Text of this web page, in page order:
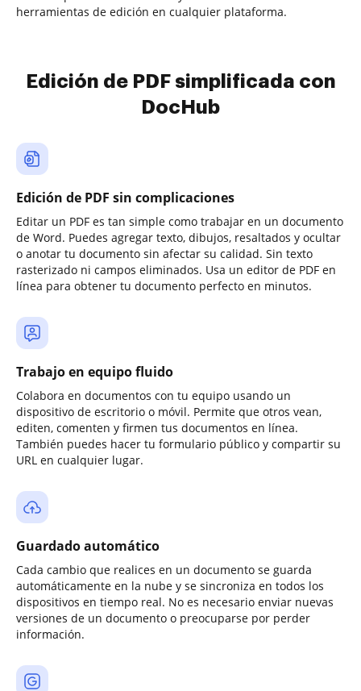
herramientas de edición en cualquier plataforma.
Edición de PDF simplificada con
DocHub
Edición de PDF sin complicaciones
Editar un PDF es tan simple como trabajar en un documento
de Word. Puedes agregar texto, dibujos, resaltados y ocultar
o anotar tu documento sin afectar su calidad. Sin texto
rasterizado ni campos eliminados. Usa un editor de PDF en
línea para obtener tu documento perfecto en minutos.
Trabajo en equipo fluido
Colabora en documentos con tu equipo usando un
dispositivo de escritorio o móvil. Permite que otros vean,
editen, comenten y firmen tus documentos en línea.
También puedes hacer tu formulario público y compartir su
URL en cualquier lugar.
Guardado automático
Cada cambio que realices en un documento se guarda
automáticamente en la nube y se sincroniza en todos los
dispositivos en tiempo real. No es necesario enviar nuevas
versiones de un documento o preocuparse por perder
información.